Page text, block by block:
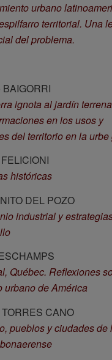
urbano
territorial. Una
del problema.
BAIGORRI
ignota al jardín
en los usos y
del territorio en la urbe
históricas
DEL POZO
industrial y
Québec. Reflexiones
urbano de América
CANO
pueblos y ciudades de